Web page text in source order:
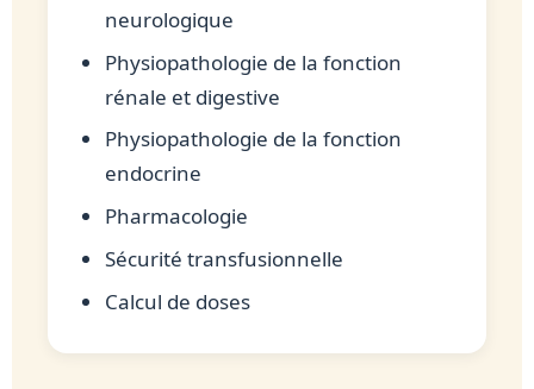
neurologique
Physiopathologie de la fonction
rénale et digestive
Physiopathologie de la fonction
endocrine
Pharmacologie
Sécurité transfusionnelle
Calcul de doses